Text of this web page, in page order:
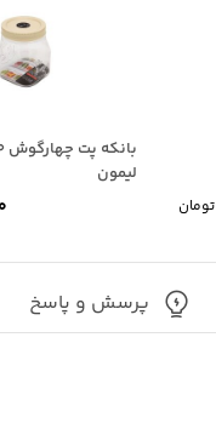
تومان
لیمون
پرسش و پاسخ